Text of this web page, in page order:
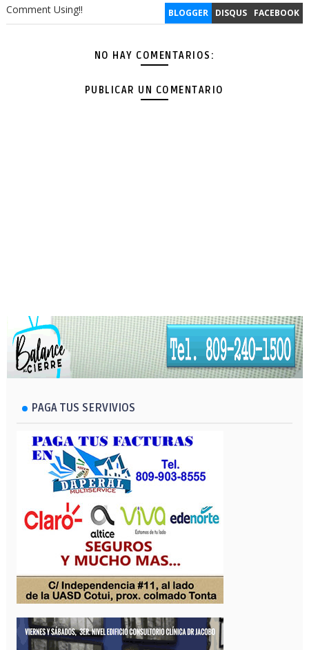
BLOGGER DISQUS FACEBOOK
Comment Using!!
NO HAY COMENTARIOS:
PUBLICAR UN COMENTARIO
PAGA TUS SERVIVIOS